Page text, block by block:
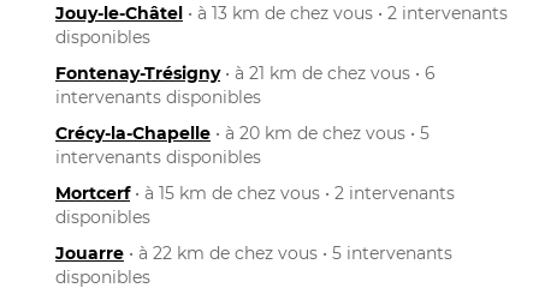
Jouy-le-Châtel • à 13 km de chez vous • 2 intervenants
disponibles
Fontenay-Trésigny• à 21 km de chez vous • 6
intervenants disponibles
Crécy-la-Chapelle • à 20 km de chez vous • 5
intervenants disponibles
Mortcerf• à 15 km de chez vous • 2 intervenants
disponibles
Jouarre • à 22 km de chez vous • 5 intervenants
disponibles